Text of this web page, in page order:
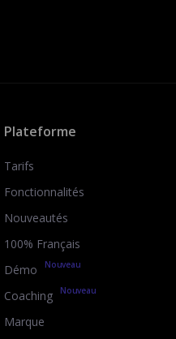
Plateforme
Tarifs
Fonctionnalités
Nouveautés
100% Français
Démo
Nouveau
Coaching Nouveau
Marque